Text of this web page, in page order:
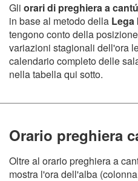
Gli orari di preghiera a cantú
in base al metodo della Lega
tengono conto della
variazioni stagionali dell'ora
calendario completo delle
nella tabella qui sotto.
Orario preghiera
Oltre al orario preghiera a
mostra l'ora dell'alba